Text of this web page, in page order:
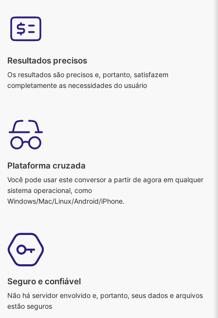
Resultados precisos
Os resultados são precisos e, portanto, satisfazem
completamente as necessidades do usuário
Plataforma cruzada
Você pode usar este conversor a partir de agora em qualquer
sistema operacional, como
Windows/Mac/Linux/Android/iPhone.
Seguro e confiável
Não há servidor envolvido e, portanto, seus dados e arquivos
estão seguros